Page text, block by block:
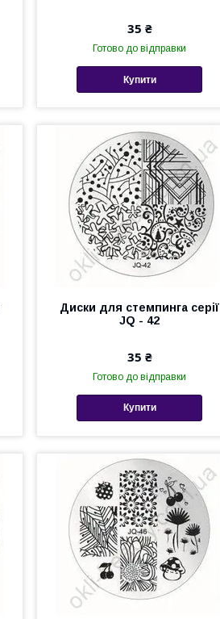
35 ₴
Готово до відправки
Купити
Диски для стемпинга серії
JQ - 42
35 ₴
Готово до відправки
Купити